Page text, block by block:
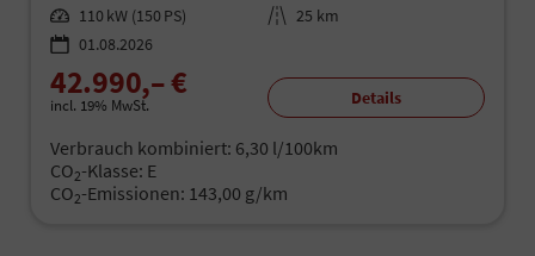
Leistung 110 kW (150 PS) Kilometerstand 25 km
01.08.2026
42.990,– €
incl. 19% MwSt. Details
Verbrauch kombiniert: 6,30 l/100km
CO2-Klasse: E
CO2-Emissionen: 143,00 g/km